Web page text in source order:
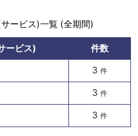
ービス)一覧 (全期間)
ービス)
件数
3 件
3 件
3 件